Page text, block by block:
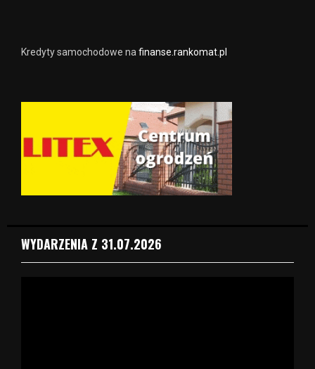
Kredyty samochodowe nafinanse.rankomat.pl
WYDARZENIA Z 31.07.2026